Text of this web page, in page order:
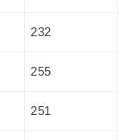
232
255
251